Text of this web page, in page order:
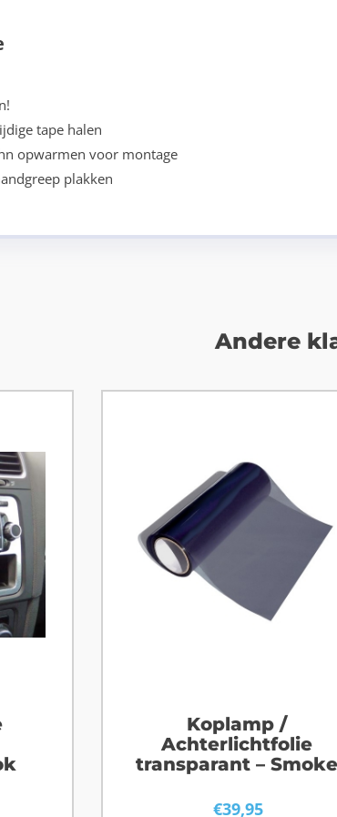
tape halen
opwarmen voor montage
plakken
Andere
Koplamp /
Achterlichtfolie
transparant – Smoke
€39,95